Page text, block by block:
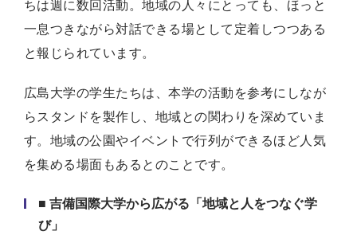
ちは週に数回活動。地域の人々にとっても、ほっと
一息つきながら対話できる場として定着しつつある
と報じられています。
広島大学の学生たちは、本学の活動を参考にしなが
らスタンドを製作し、地域との関わりを深めていま
す。地域の公園やイベントで行列ができるほど人気
を集める場面もあるとのことです。
■ 吉備国際大学から広がる「地域と人をつなぐ学
び」